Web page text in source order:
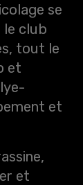
se
le club
tout le
et
et
et